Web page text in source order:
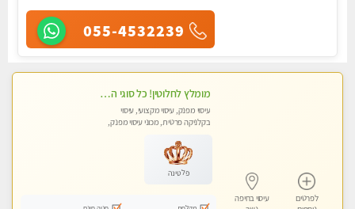
055-4532239
לפרטים
עיסוי בחיפה
מומלץ לחלוטין! כל סוגי העיסויים מעסה מקצועית ואיכותית פרטי!!!
עיסוי מפנק, עיסוי מקצועי, עיסוי
בקלניקה פרטית, מכוני עיסוי מפנק,
פלטינה